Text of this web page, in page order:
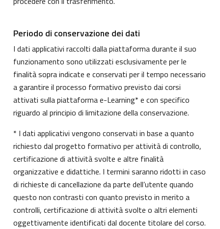
Periodo di conservazione dei dati
I dati applicativi raccolti dalla piattaforma durante il suo
funzionamento sono utilizzati esclusivamente per le
finalità sopra indicate e conservati per il tempo necessario
a garantire il processo formativo previsto dai corsi
attivati sulla piattaforma e-Learning* e con specifico
riguardo al principio di limitazione della conservazione.
* I dati applicativi vengono conservati in base a quanto
richiesto dal progetto formativo per attività di controllo,
certificazione di attività svolte e altre finalità
organizzative e didattiche. I termini saranno ridotti in caso
di richieste di cancellazione da parte dell’utente quando
questo non contrasti con quanto previsto in merito a
controlli, certificazione di attività svolte o altri elementi
oggettivamente identificati dal docente titolare del corso.